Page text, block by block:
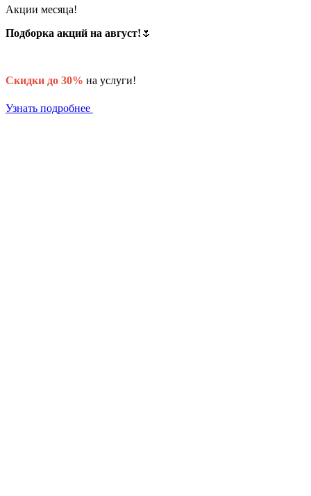
Акции месяца!
Подборка акций на август! 🌷
Скидки до 30% на услуги!
Узнать подробнее